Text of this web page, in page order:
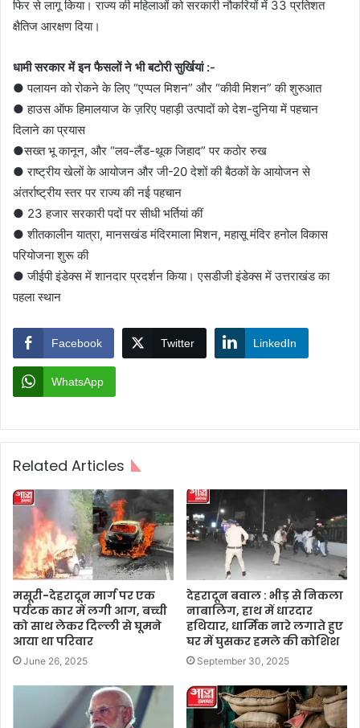
फिर से लागू किया। राज्य की महिलाओं को सरकारी नौकरियों में 33 प्रतिशत
क्षैतिज आरक्षण दिया।
धामी सरकार में इन फैसलों ने भी बटोरी सुर्खियां :-
● पलायन को रोकने के लिए “एप्पल मिशन” और “कीवी मिशन” की शुरुआत
● हाउस ऑफ हिमालयाज के ज़रिए पहाड़ी उत्पादों को देश-दुनिया में पहचान
दिलाने का प्रयास
●सख्त भू कानून, और “लव-लैंड-थूक जिहाद” पर कठोर रुख
● राष्ट्रीय खेलों के आयोजन और जी-20 देशों की बैठकों के आयोजन से
अंतर्राष्ट्रीय स्तर पर राज्य की नई पहचान
● 23 हजार सरकारी पदों पर सीधी भर्तियां कीं
● शीतकालीन यात्रा, मानसखंड मंदिरमाला मिशन, महासू मंदिर हनोल विकास
परियोजना शुरू की
● जीईपी इंडेक्स में शानदार प्रदर्शन किया। एसडीजी इंडेक्स में उत्तराखंड का
पहला स्थान
Facebook Twitter LinkedIn
WhatsApp
Related Articles
मसूरी-देहरादून मार्ग पर एक
पर्यटक कार में लगी आग, बच्ची
को साथ लेकर दिल्ली से घूमने
आया था परिवार
June 26, 2025
देहरादून बवाल : भीड़ से निकला
नाबालिग, हाथ में धारदार
हथियार, धार्मिक नारे लगाते हुए
घर में घुसकर हमले की कोशिश
September 30, 2025